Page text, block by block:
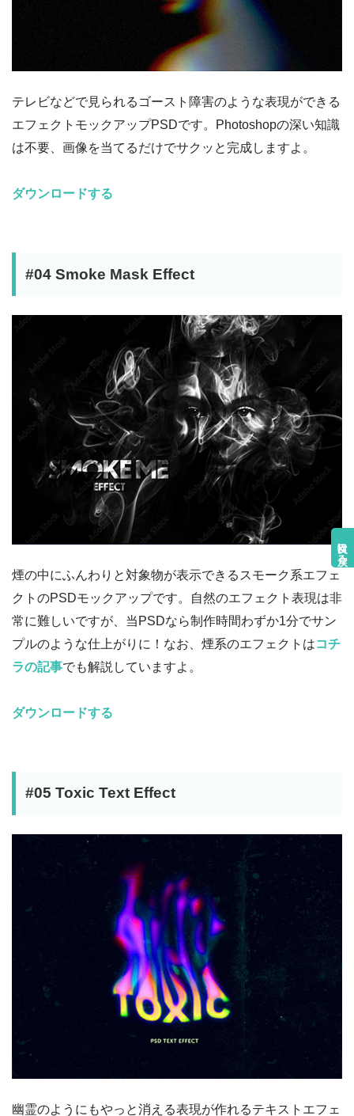
目次に戻る
テレビなどで見られるゴースト障害のような表現ができる
エフェクトモックアップPSDです。Photoshopの深い知識
は不要、画像を当てるだけでサクッと完成しますよ。
ダウンロードする
#04 Smoke Mask Effect
煙の中にふんわりと対象物が表示できるスモーク系エフェ
クトのPSDモックアップです。自然のエフェクト表現は非
常に難しいですが、当PSDなら制作時間わずか1分でサン
プルのような仕上がりに！なお、煙系のエフェクトはコチ
ラの記事でも解説していますよ。
ダウンロードする
#05 Toxic Text Effect
幽霊のようにもやっと消える表現が作れるテキストエフェ